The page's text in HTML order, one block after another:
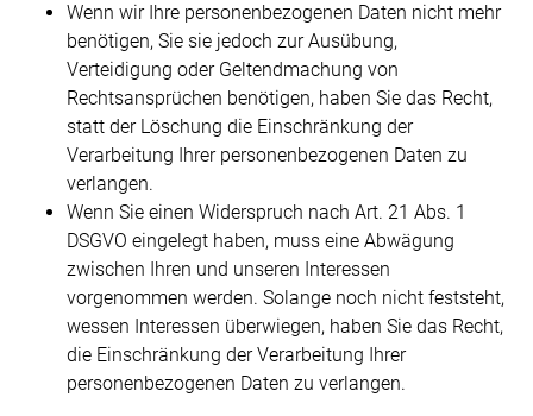
Wenn wir Ihre personenbezogenen Daten nicht mehr
benötigen, Sie sie jedoch zur Ausübung,
Verteidigung oder Geltendmachung von
Rechtsansprüchen benötigen, haben Sie das Recht,
statt der Löschung die Einschränkung der
Verarbeitung Ihrer personenbezogenen Daten zu
verlangen.
Wenn Sie einen Widerspruch nach Art. 21 Abs. 1
DSGVO eingelegt haben, muss eine Abwägung
zwischen Ihren und unseren Interessen
vorgenommen werden. Solange noch nicht feststeht,
wessen Interessen überwiegen, haben Sie das Recht,
die Einschränkung der Verarbeitung Ihrer
personenbezogenen Daten zu verlangen.